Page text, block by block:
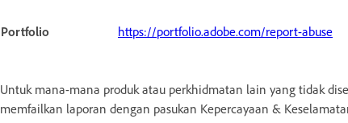
Portfolio https://portfolio.adobe.com/report-abuse
Untuk mana-mana produk atau perkhidmatan lain yang tidak
memfailkan laporan dengan pasukan Kepercayaan &